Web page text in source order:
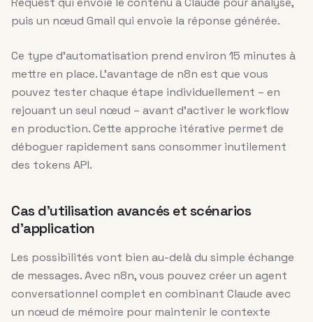
puis un nœud Gmail qui envoie la réponse générée.
Ce type d’automatisation prend environ 15 minutes à
mettre en place. L’avantage de n8n est que vous
pouvez tester chaque étape individuellement – en
rejouant un seul nœud – avant d’activer le workflow
en production. Cette approche itérative permet de
déboguer rapidement sans consommer inutilement
des tokens API.
Cas d’utilisation avancés et scénarios
d’application
Les possibilités vont bien au-delà du simple échange
de messages. Avec n8n, vous pouvez créer un agent
conversationnel complet en combinant Claude avec
un nœud de mémoire pour maintenir le contexte